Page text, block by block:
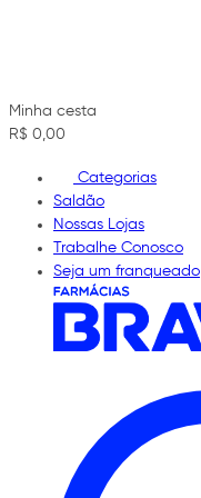
Minha cesta
R$ 0,00
Categorias
Saldão
Nossas Lojas
Trabalhe Conosco
Seja um franqueado